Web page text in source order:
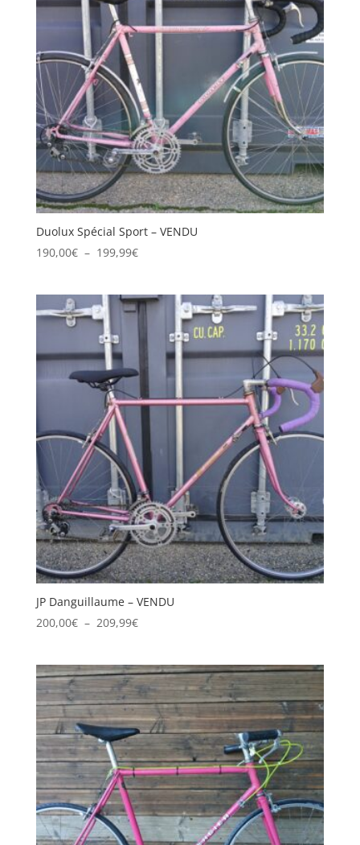
Duolux Spécial Sport – VENDU
190,00€ – 199,99€Plage
190,00€
199,99€
JP Danguillaume – VENDU
200,00€ – 209,99€Plage
200,00€
à
209,99€